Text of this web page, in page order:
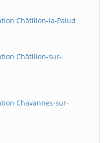
Châtillon-la-Palud
Châtillon-sur-
Chavannes-sur-